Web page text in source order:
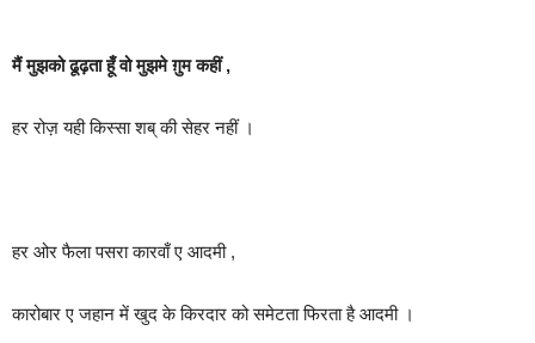
मैं मुझको ढूढ़ता हूँ वो मुझमे ग़ुम कहीं ,
हर रोज़ यही किस्सा शब् की सेहर नहीं ।
हर ओर फैला पसरा कारवाँ ए आदमी ,
कारोबार ए जहान में खुद के किरदार को समेटता फिरता है आदमी ।